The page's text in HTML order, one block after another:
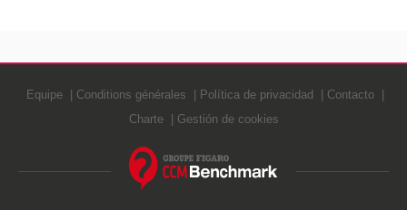
Equipe Conditions générales Política de privacidad
Contacto
Charte
Gestión de cookies